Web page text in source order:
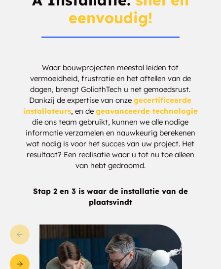
Hampshire Mills
Hope Island Horseshoe Valley
Howes Corners Kilworthy
Kirkfield Lafontaine Beach
Lake Dalrymple Langman
Longford Mills Maceys Bay
MacTier Maple Valley
Martinville Martyrs Shrine
McCrackins Beach Melduf
eenvoudig!
Waar bouwprojecten meestal leiden tot
vermoeidheid, frustratie en het aftellen van de
dagen, brengt GoliathTech u net gemoedsrust.
Dankzij de expertise van onzegecertificeerde
installateurs, en de geavanceerde technologie
die ons team gebruikt, kunnen we alle nodige
informatie verzamelen en nauwkeurig berekenen
wat nodig is voor het succes van uw project. Het
resultaat? Een realisatie waar u tot nu toe alleen
van hebt gedroomd.
Stap 2 en 3 is waar de installatie van de
plaatsvindt